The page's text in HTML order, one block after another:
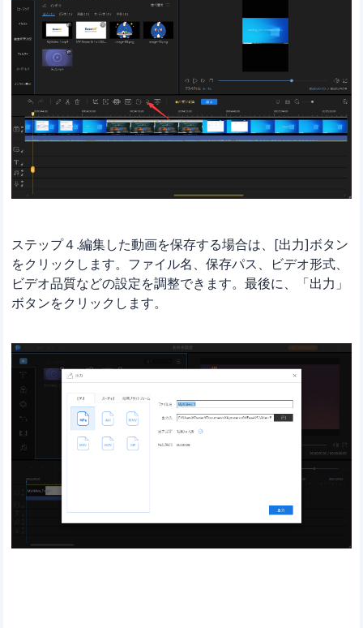
ステップ４.編集した動画を保存する場合は、[出力]ボタン
をクリックします。ファイル名、保存パス、ビデオ形式、
ビデオ品質などの設定を調整できます。最後に、「出力」
ボタンをクリックします。